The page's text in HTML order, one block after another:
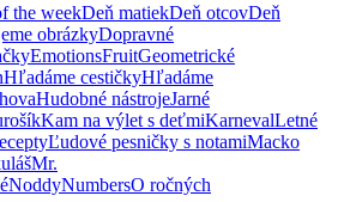
the weekDeň matiekDeň otcovDeň
obrázkyDopravné
EmotionsFruitGeometrické
Hľadáme cestičkyHľadáme
Hudobné nástrojeJarné
Kam na výlet s deťmiKarnevalLetné
Ľudové pesničky s notamiMacko
Mr.
NoddyNumbersO ročných